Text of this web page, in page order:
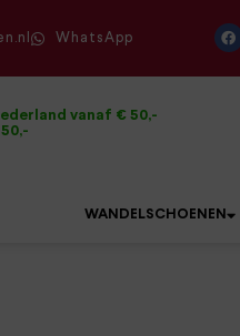
WhatsApp
vanaf € 50,-
WANDELSCHOENEN